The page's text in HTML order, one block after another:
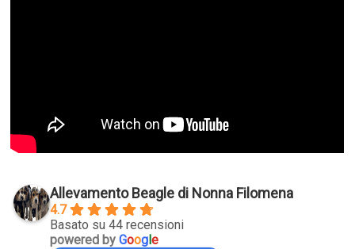
Allevamento Beagle di Nonna Filomena
4.7
Basato su 44 recensioni
powered byGoog le